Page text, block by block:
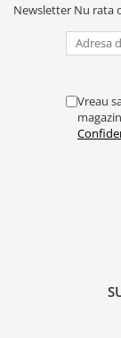
Newsletter Nu rata
Vreau